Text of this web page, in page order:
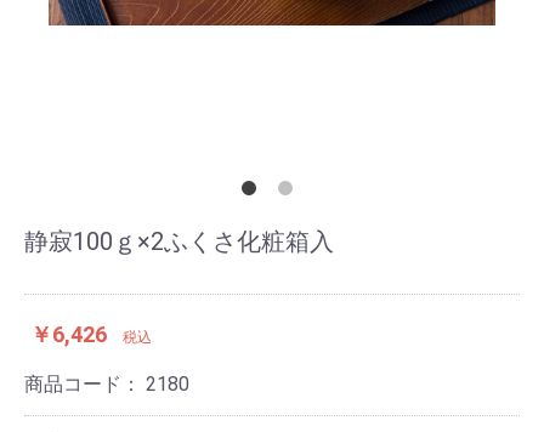
静寂100ｇ×2ふくさ化粧箱入
￥6,426 税込
商品コード： 2180